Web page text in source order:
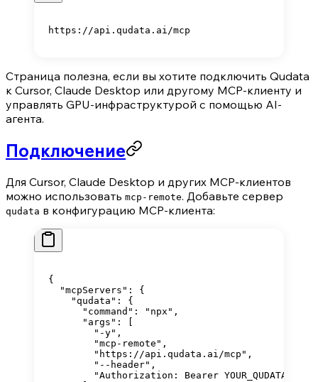
https://api.qudata.ai/mcp
Страница полезна, если вы хотите подключить Qudata
к Cursor, Claude Desktop или другому MCP-клиенту и
управлять GPU-инфраструктурой с помощью AI-
агента.
Подключение
Для Cursor, Claude Desktop и других MCP-клиентов
можно использовать mcp-remote. Добавьте сервер
qudata в конфигурацию MCP-клиента:
{
  "mcpServers"
: {
    "qudata"
: {
      "command"
: "npx" ,
      "args"
: [
        "-y"
,
        "mcp-remote"
,
        "https://api.qudata.ai/mcp"
,
        "--header"
,
"Authorization: Bearer